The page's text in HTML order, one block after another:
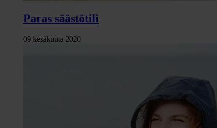
Paras säästötili
09 kesäkuuta 2020